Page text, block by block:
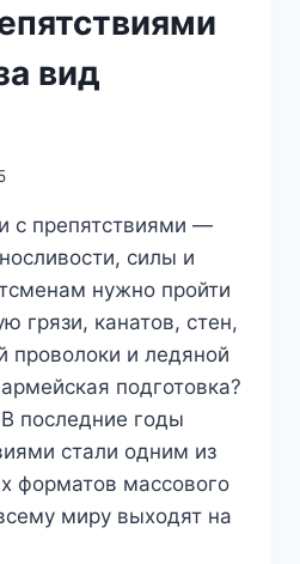
вид
с препятствиями —
силы и
нужно пройти
грязи, канатов, стен,
проволоки и ледяной
подготовка?
последние годы
стали одним из
форматов массового
миру выходят на